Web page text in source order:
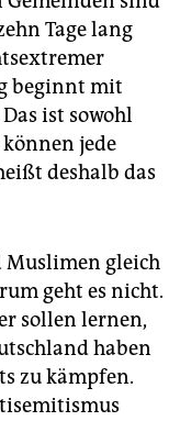
Tage lang
beginnt mit
ist sowohl
jede
deshalb das
Muslimen gleich
geht es nicht.
sollen lernen,
haben
zu kämpfen.